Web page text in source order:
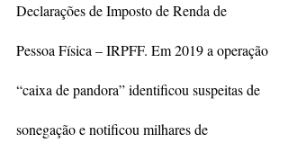
Declarações de Imposto de Renda de
Pessoa Física – IRPFF. Em 2019 a operação
“caixa de pandora” identificou suspeitas de
sonegação e notificou milhares de